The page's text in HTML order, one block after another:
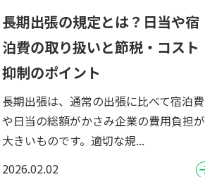
長期出張の規定とは？日当や宿
泊費の取り扱いと節税・コスト
抑制のポイント
長期出張は、通常の出張に比べて宿泊費
や日当の総額がかさみ企業の費用負担が
大きいものです。適切な規...
2026.02.02